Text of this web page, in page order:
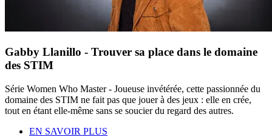
Gabby Llanillo - Trouver sa place dans le domaine
des STIM
Série Women Who Master - Joueuse invétérée, cette passionnée du
domaine des STIM ne fait pas que jouer à des jeux : elle en crée,
tout en étant elle-même sans se soucier du regard des autres.
EN SAVOIR PLUS